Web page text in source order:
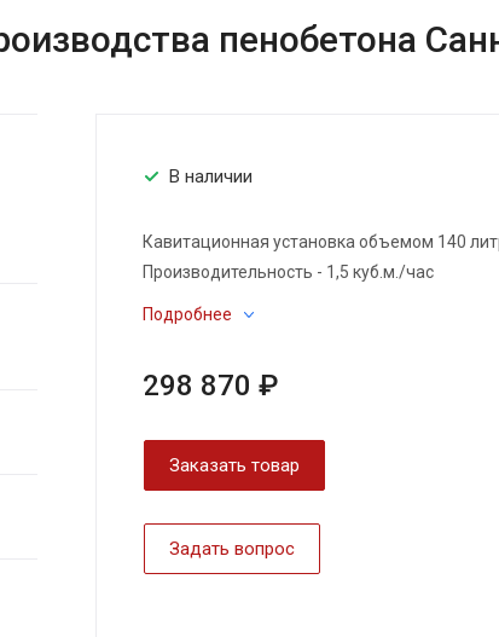
пенобетона
В наличии
Кавитационная установка объемом 140
Производительность - 1,5 куб.м./час
Подробнее
298 870 ₽
Заказать товар
Задать вопрос